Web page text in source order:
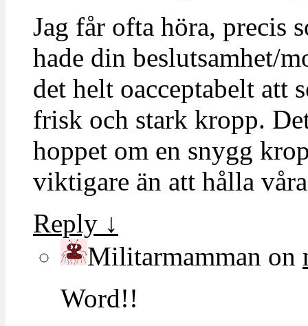
Jag får ofta höra, precis
hade din beslutsamhet/
det helt oacceptabelt att
frisk och stark kropp.
hoppet om en snygg
viktigare än att hålla
Reply ↓
Militarmamman on
Word!!